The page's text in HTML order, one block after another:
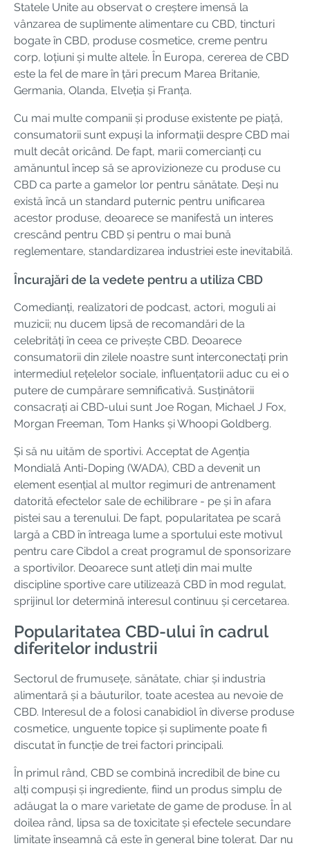
Statele Unite au observat o creștere imensă la
vânzarea de suplimente alimentare cu CBD, tincturi
bogate în CBD, produse cosmetice, creme pentru
corp, loțiuni și multe altele. În Europa, cererea de CBD
este la fel de mare în țări precum Marea Britanie,
Germania, Olanda, Elveția și Franța.
Cu mai multe companii și produse existente pe piață,
consumatorii sunt expuși la informații despre CBD mai
mult decât oricând. De fapt, marii comercianți cu
amănuntul încep să se aprovizioneze cu produse cu
CBD ca parte a gamelor lor pentru sănătate. Deși nu
există încă un standard puternic pentru unificarea
acestor produse, deoarece se manifestă un interes
crescând pentru CBD și pentru o mai bună
reglementare, standardizarea industriei este inevitabilă.
Încurajări de la vedete pentru a utiliza CBD
Comedianți, realizatori de podcast, actori, moguli ai
muzicii; nu ducem lipsă de recomandări de la
celebrități în ceea ce privește CBD. Deoarece
consumatorii din zilele noastre sunt interconectați prin
intermediul rețelelor sociale, influențatorii aduc cu ei o
putere de cumpărare semnificativă. Susținătorii
consacrați ai CBD-ului sunt Joe Rogan, Michael J Fox,
Morgan Freeman, Tom Hanks și Whoopi Goldberg.
Și să nu uităm de sportivi. Acceptat de Agenția
Mondială Anti-Doping (WADA), CBD a devenit un
element esențial al multor regimuri de antrenament
datorită efectelor sale de echilibrare - pe și în afara
pistei sau a terenului. De fapt, popularitatea pe scară
largă a CBD în întreaga lume a sportului este motivul
pentru care Cibdol a creat programul de sponsorizare
a sportivilor. Deoarece sunt atleți din mai multe
discipline sportive care utilizează CBD în mod regulat,
sprijinul lor determină interesul continuu și cercetarea.
Popularitatea CBD-ului în cadrul
diferitelor industrii
Sectorul de frumusețe, sănătate, chiar și industria
alimentară și a băuturilor, toate acestea au nevoie de
CBD. Interesul de a folosi canabidiol în diverse produse
cosmetice, unguente topice și suplimente poate fi
discutat în funcție de trei factori principali.
În primul rând, CBD se combină incredibil de bine cu
alți compuși și ingrediente, fiind un produs simplu de
adăugat la o mare varietate de game de produse. În al
doilea rând, lipsa sa de toxicitate și efectele secundare
limitate înseamnă că este în general bine tolerat. Dar nu